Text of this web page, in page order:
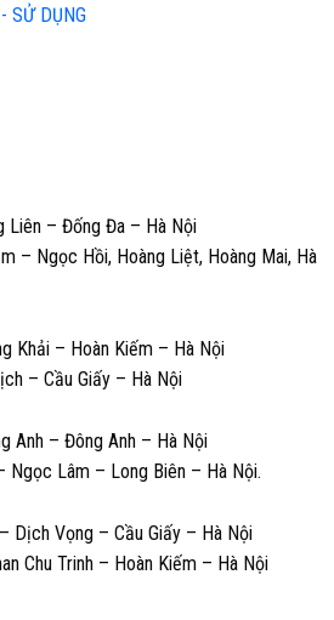
SỬ DỤNG
Liên – Đống Đa – Hà Nội
– Ngọc Hồi, Hoàng Liệt, Hoàng Mai, Hà
Khải – Hoàn Kiếm – Hà Nội
– Cầu Giấy – Hà Nội
Anh – Đông Anh – Hà Nội
Ngọc Lâm – Long Biên – Hà Nội.
Dịch Vọng – Cầu Giấy – Hà Nội
Chu Trinh – Hoàn Kiếm – Hà Nội